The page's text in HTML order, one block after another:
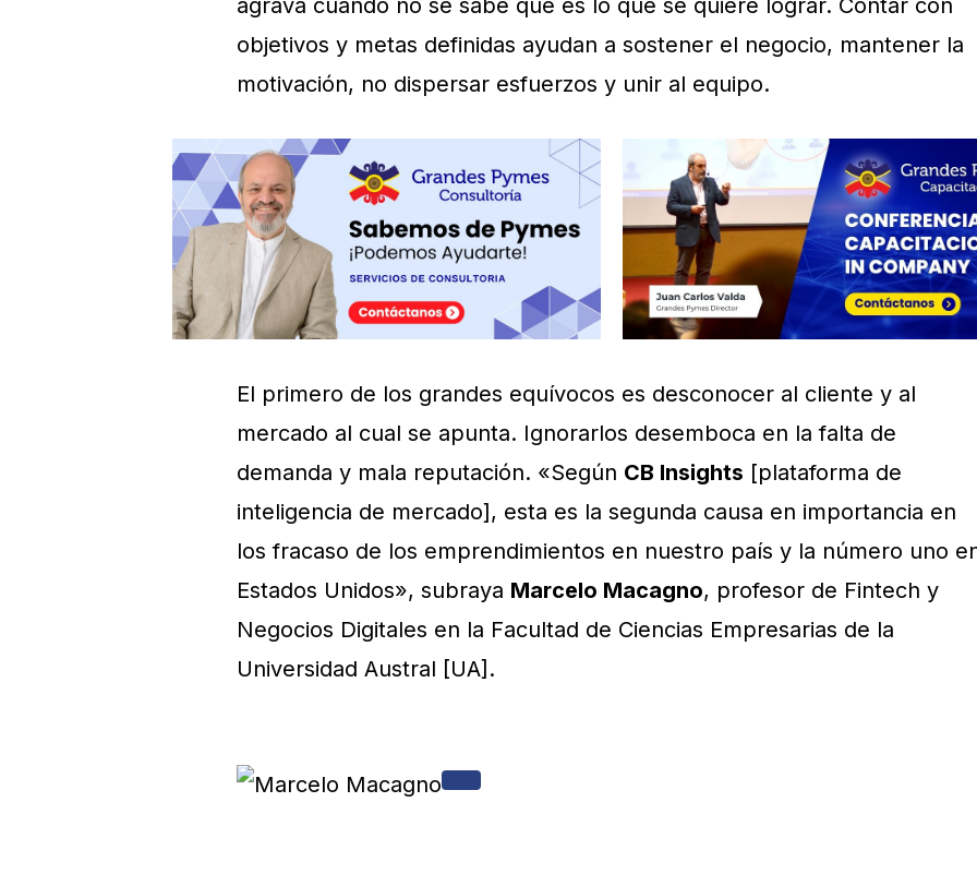
agrava cuando no se sabe qué es lo que se quiere lograr. Contar con
objetivos y metas definidas ayudan a sostener el negocio, mantener la
motivación, no dispersar esfuerzos y unir al equipo.
El primero de los grandes equívocos es desconocer al cliente y al
mercado al cual se apunta. Ignorarlos desemboca en la falta de
demanda y mala reputación. «Según CB Insights [plataforma de
inteligencia de mercado], esta es la segunda causa en importancia en
los fracaso de los emprendimientos en nuestro país y la número uno
Estados Unidos», subraya Marcelo Macagno, profesor de Fintech y
Negocios Digitales en la Facultad de Ciencias Empresarias de la
Universidad Austral [UA].